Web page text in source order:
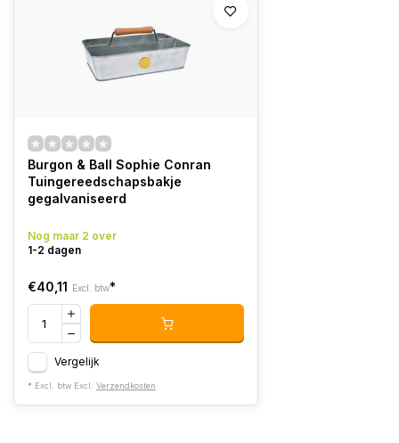
Burgon & Ball Sophie Conran
Tuingereedschapsbakje
gegalvaniseerd
Nog maar 2 over
1-2 dagen
€40,11 Excl. btw*
Vergelijk
* Excl. btw Excl. Verzendkosten